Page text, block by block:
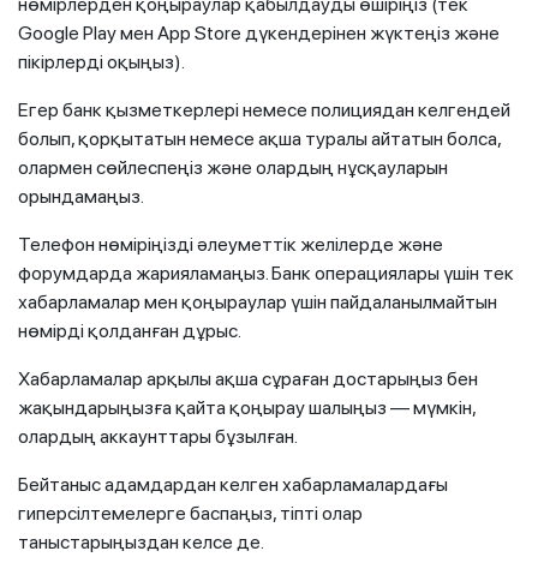
нөмірлерден қоңыраулар қабылдауды өшіріңіз (тек
Google Play мен App Store дүкендерінен жүктеңіз және
пікірлерді оқыңыз).
Егер банк қызметкерлері немесе полициядан келгендей
болып, қорқытатын немесе ақша туралы айтатын болса,
олармен сөйлеспеңіз және олардың нұсқауларын
орындамаңыз.
Телефон нөміріңізді әлеуметтік желілерде және
форумдарда жарияламаңыз. Банк операциялары үшін тек
хабарламалар мен қоңыраулар үшін пайдаланылмайтын
нөмірді қолданған дұрыс.
Хабарламалар арқылы ақша сұраған достарыңыз бен
жақындарыңызға қайта қоңырау шалыңыз — мүмкін,
олардың аккаунттары бұзылған.
Бейтаныс адамдардан келген хабарламалардағы
гиперсілтемелерге баспаңыз, тіпті олар
таныстарыңыздан келсе де.